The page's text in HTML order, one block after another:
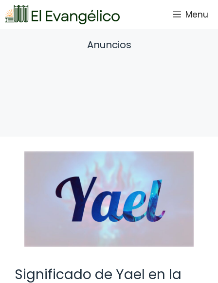
Saltar
al
Menu
Anuncios
Significado de Yael en la